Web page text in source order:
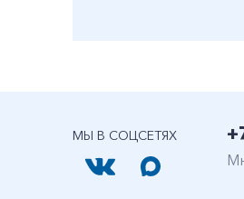
МЫ В СОЦСЕТЯХ